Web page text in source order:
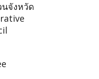
จังหวัด